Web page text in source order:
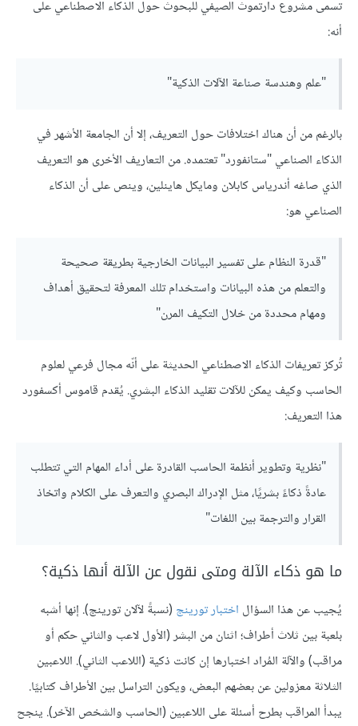
تسمى مشروع دارتموث الصيفي للبحوث حول الذكاء الاصطناعي على
أنه:
"علم وهندسة صناعة الآلات الذكية"
بالرغم من أن هناك اختلافات حول التعريف، إلا أن الجامعة الأشهر في
الذكاء الصناعي "ستانفورد" تعتمده. من التعاريف الأخرى هو التعريف
الذي صاغه أندرياس كابلان ومايكل هاينلين، وينص على أن الذكاء
الصناعي هو:
"قدرة النظام على تفسير البيانات الخارجية بطريقة صحيحة
والتعلم من هذه البيانات واستخدام تلك المعرفة لتحقيق أهداف
ومهام محددة من خلال التكيف المرن"
تُركز تعريفات الذكاء الاصطناعي الحديثة على أنّه مجال فرعي لعلوم
الحاسب وكيف يمكن للآلات تقليد الذكاء البشري. يُقدم قاموس أكسفورد
هذا التعريف:
"نظرية وتطوير أنظمة الحاسب القادرة على أداء المهام التي تتطلب
عادةً ذكاءً بشريًا، مثل الإدراك البصري والتعرف على الكلام واتخاذ
القرار والترجمة بين اللغات"
ما هو ذكاء الآلة ومتى نقول عن الآلة أنها ذكية؟
يُجيب عن هذا السؤال اختبار تورينج (نسبةً لآلان تورينج). إنها أشبه
بلعبة بين ثلاث أطراف؛ اثنان من البشر (الأول لاعب والثاني حكم أو
مراقب) والآلة المُراد اختبارها إن كانت ذكية (اللاعب الثاني). اللاعبين
الثلاثة معزولين عن بعضهم البعض، ويكون التراسل بين الأطراف كتابيًا.
يبدأ المراقب بطرح أسئلة على اللاعبين (الحاسب والشخص الآخر). ينجح